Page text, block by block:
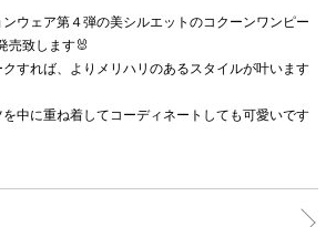
ウェア第４弾の美シルエットのコクーンワンピー
売致します🐰
すれば、よりメリハリのあるスタイルが叶います
中に重ね着してコーディネートしても可愛いです秋田オ
新百合丘